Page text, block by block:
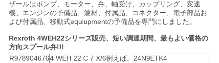
ザールはポンプ、モーター、弁、軸受け、カップリング、変速
機、エンジンの予備品、濾材、付属品、コネクター、電子部品お
よび付属品、移動式equiupmentの予備品を専門にしました。
Rexroth 4WEH22シリーズ販売、短い調達期間、最もよい価格の
方向スプール弁!!!
R9789046764 WEH 22 C 7 X/6例えば。24N9ETK4